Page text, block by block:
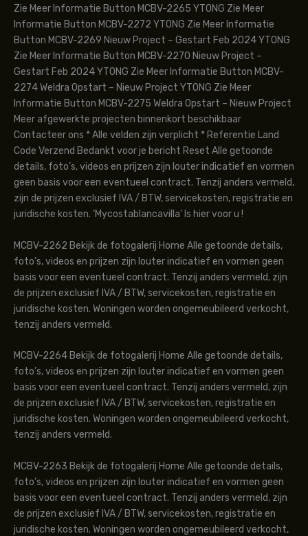
Zie Meer Informatie Button MCBV-2265 YTONG Zie Meer
Informatie Button MCBV-2272 YTONG Zie Meer Informatie
Button MCBV-2269 Nieuw Project – Gestart Feb 2024 YTONG
Zie Meer Informatie Button MCBV-2270 Nieuw Project –
Gestart Feb 2024 YTONG Zie Meer Informatie Button MCBV-
2274 Weldra Opstart – Nieuw Project YTONG Zie Meer
Informatie Button MCBV-2275 Weldra Opstart – Nieuw Project
Meer afgewerkte projecten binnenkort beschikbaar
Contacteer ons * Alle velden zijn verplicht * Referentie Land
Code Verzend Bedankt voor je bericht Reset Alle getoonde
details, foto’s, videos en prijzen zijn louter indicatief en vormen
geen basis voor een eventueel contract. Tenzij anders vermeld,
zijn de prijzen exclusief IVA / BTW, servicekosten, registratie en
juridische kosten. ‘Mycostablancavilla’ Is hier voor u !
MCBV-2262 Bekijk de fotogalerij Home Alle getoonde details,
foto’s, videos en prijzen zijn louter indicatief en vormen geen
basis voor een eventueel contract. Tenzij anders vermeld, zijn
de prijzen exclusief IVA / BTW, servicekosten, registratie en
juridische kosten. Woningen worden ongemeubileerd verkocht,
tenzij anders vermeld.
MCBV-2264 Bekijk de fotogalerij Home Alle getoonde details,
foto’s, videos en prijzen zijn louter indicatief en vormen geen
basis voor een eventueel contract. Tenzij anders vermeld, zijn
de prijzen exclusief IVA / BTW, servicekosten, registratie en
juridische kosten. Woningen worden ongemeubileerd verkocht,
tenzij anders vermeld.
MCBV-2263 Bekijk de fotogalerij Home Alle getoonde details,
foto’s, videos en prijzen zijn louter indicatief en vormen geen
basis voor een eventueel contract. Tenzij anders vermeld, zijn
de prijzen exclusief IVA / BTW, servicekosten, registratie en
juridische kosten. Woningen worden ongemeubileerd verkocht,